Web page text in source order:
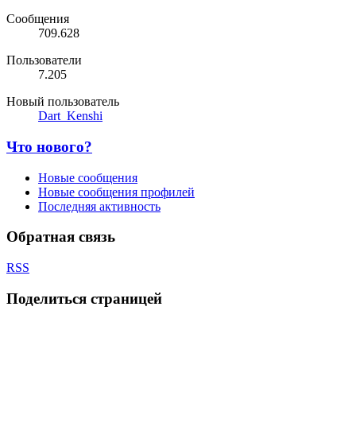
Сообщения
709.628
Пользователи
7.205
Новый пользователь
Dart_Kenshi
Что нового?
Новые сообщения
Новые сообщения профилей
Последняя активность
Обратная связь
RSS
Поделиться страницей